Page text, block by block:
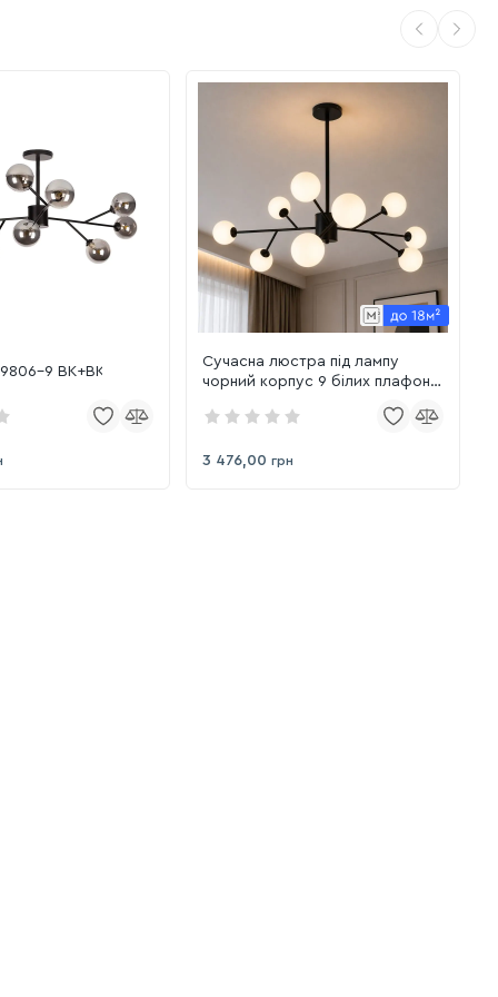
9 BK+BK
Сучасна люстра під лампу
чорний корпус 9 білих плафонів
3 476,00 грн